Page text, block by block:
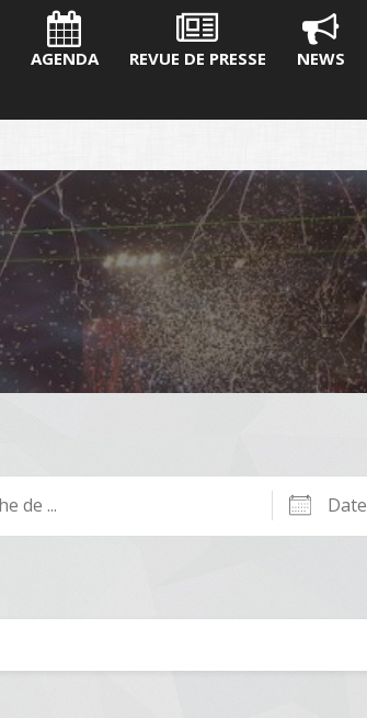
AGENDA REVUE DE PRESSE NEWS
Dates